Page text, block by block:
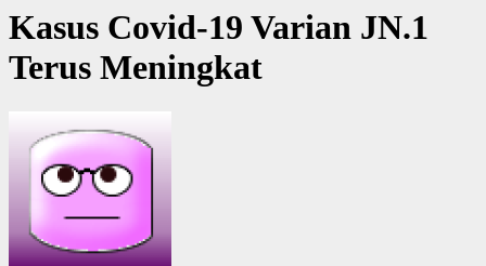
Kasus Covid-19 Varian JN.1
Terus Meningkat